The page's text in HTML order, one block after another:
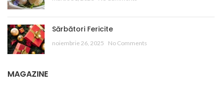
Sărbători Fericite
noiembrie 26, 2025 No Comments
MAGAZINE